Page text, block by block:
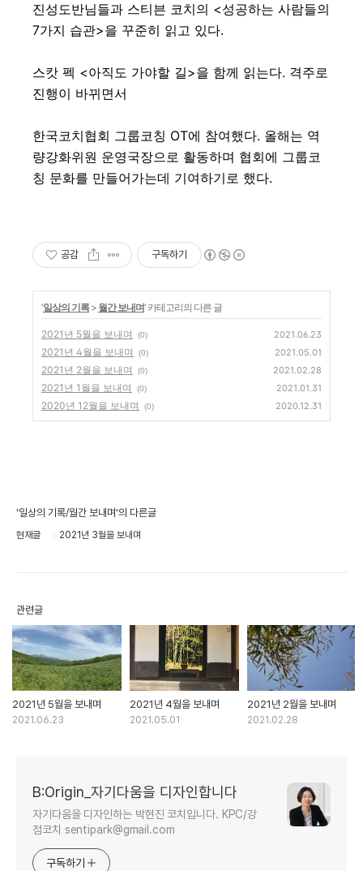
진성도반님들과 스티븐 코치의 <성공하는 사람들의
7가지 습관>을 꾸준히 읽고 있다.
스캇 펙 <아직도 가야할 길>을 함께 읽는다. 격주로
진행이 바뀌면서
한국코치협회 그룹코칭 OT에 참여했다. 올해는 역
량강화위원 운영국장으로 활동하며 협회에 그룹코
칭 문화를 만들어가는데 기여하기로 했다.
공감 구독하기
'일상의 기록> 월간 보내며' 카테고리의 다른 글
2021년 5월을 보내며 (0) 2021.06.23
2021년 4월을 보내며 (0) 2021.05.01
2021년 2월을 보내며 (0) 2021.02.28
2021년 1월을 보내며 (0) 2021.01.31
2020년 12월을 보내며 (0) 2020.12.31
'일상의 기록/월간 보내며'의 다른글
현재글 2021년 3월을 보내며
관련글
2021년 5월을 보내며
2021.06.23
2021년 4월을 보내며
2021.05.01
2021년 2월을 보내며
2021.02.28
B:Origin_자기다움을 디자인합니다
자기다움을 디자인하는 박현진 코치입니다. KPC/강
점코치 sentipark@gmail.com
구독하기